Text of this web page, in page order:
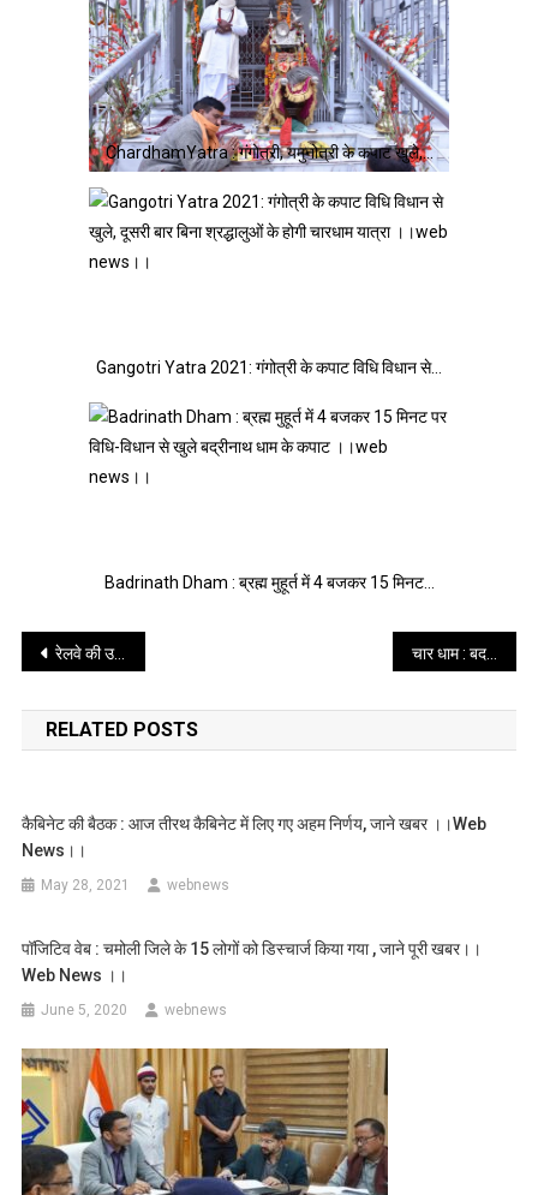
ChardhamYatra : गंगोत्री, यमुनोत्री के कपाट खुले,…
Gangotri Yatra 2021: गंगोत्री के कपाट विधि विधान से…
Badrinath Dham : ब्रह्म मुहूर्त में 4 बजकर 15 मिनट…
Post
navigation
रेलवे की उपलब्धि: “श्रमिक स्पेशल” ट्रेनों से 10 लाख यात्रियों की घर वापसी पढ़े पूरी खबर
RELATED POSTS
कैबिनेट की बैठक : आज तीरथ कैबिनेट में लिए गए अहम निर्णय, जाने खबर ।।web
News।।
May 28, 2021 webnews
पॉजिटिव वेब : चमोली जिले के 15 लोगों को डिस्चार्ज किया गया , जाने पूरी खबर।।
Web News ।।
June 5, 2020 webnews